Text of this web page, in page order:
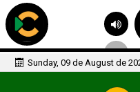
Sunday, 09 de August de